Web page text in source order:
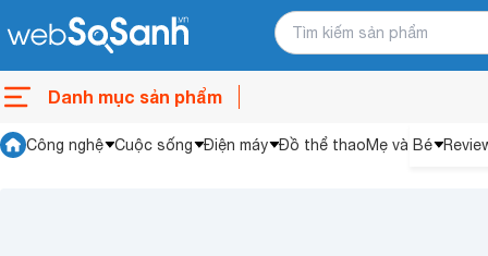
Danh mục sản phẩm
Công nghệ Cuộc sống Điện máy Đồ thể thaoMẹ và Bé